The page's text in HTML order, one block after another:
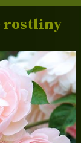
rostliny